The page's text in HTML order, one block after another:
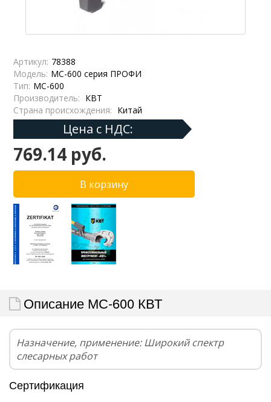
Артикул: 78388
Модель: МС-600 серия ПРОФИ
Тип: МС-600
Производитель: КВТ
Страна происхождения: Китай
Цена с НДС:
769.14 руб.
Описание МС-600 КВТ
Назначение, применение: Широкий спектр
слесарных работ
Сертификация